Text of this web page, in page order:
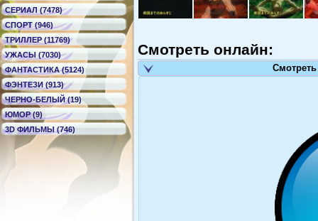
СЕРИАЛ (7478)
СПОРТ (946)
ТРИЛЛЕР (11769)
УЖАСЫ (7030)
ФАНТАСТИКА (5124)
ФЭНТЕЗИ (913)
ЧЕРНО-БЕЛЫЙ (19)
ЮМОР (9)
3D ФИЛЬМЫ (746)
Смотреть онлайн: